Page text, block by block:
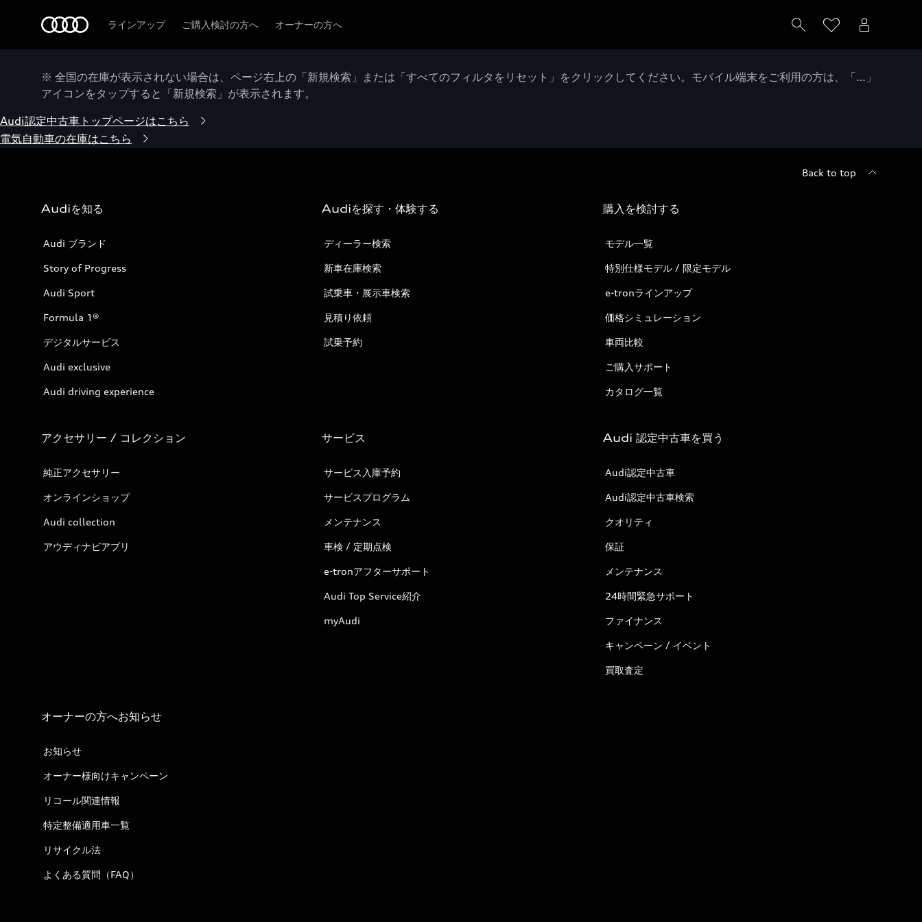
ラインアップ ご購入検討の方へ オーナーの方へ
※ 全国の在庫が表示されない場合は、ページ右上の「新規検索」または「すべてのフィルタをリセット」をクリックしてください。モバイル端末をご利用の方は、「…」
アイコンをタップすると「新規検索」が表示されます。
Audi認定中古車トップページはこちら
電気自動車の在庫はこちら
Back to top
Audiを知る
Audi ブランド
Story of Progress
Audi Sport
Formula 1®
デジタルサービス
Audi exclusive
Audi driving experience
Audiを探す・体験する
ディーラー検索
新車在庫検索
試乗車・展示車検索
見積り依頼
試乗予約
購入を検討する
モデル一覧
特別仕様モデル / 限定モデル
e-tronラインアップ
価格シミュレーション
車両比較
ご購入サポート
カタログ一覧
アクセサリー / コレクション
純正アクセサリー
オンラインショップ
Audi collection
アウディナビアプリ
サービス
サービス入庫予約
サービスプログラム
メンテナンス
車検 / 定期点検
e-tronアフターサポート
Audi Top Service紹介
myAudi
Audi 認定中古車を買う
Audi認定中古車
Audi認定中古車検索
クオリティ
保証
メンテナンス
24時間緊急サポート
ファイナンス
キャンペーン / イベント
買取査定
オーナーの方へお知らせ
お知らせ
オーナー様向けキャンペーン
リコール関連情報
特定整備適用車一覧
リサイクル法
よくある質問（FAQ）